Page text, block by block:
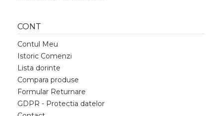
CONT
Contul Meu
Istoric Comenzi
Lista dorinte
Compara produse
Formular Returnare
GDPR - Protectia datelor